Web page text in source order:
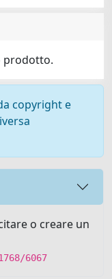
prodotto.
copyright e
o creare un
6067